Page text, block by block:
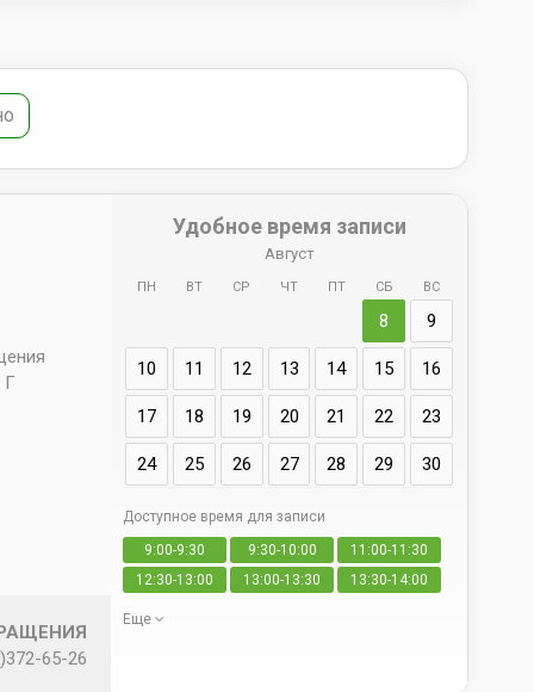
Г
65-26
Удобное время записи
Август
ПН ВТ СР ЧТ ПТ СБ ВС
8 9
10 11 12 13 14 15 16
17 18 19 20 21 22 23
24 25 26 27 28 29 30
Доступное время для записи
9:00-9:30
9:30-10:00
11:00-11:30
12:30-13:00
13:00-13:30 13:30-14:00
Еще